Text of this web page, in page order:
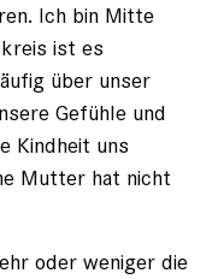
Ich bin Mitte
ist es
über unser
Gefühle und
Kindheit uns
Mutter hat nicht
oder weniger die